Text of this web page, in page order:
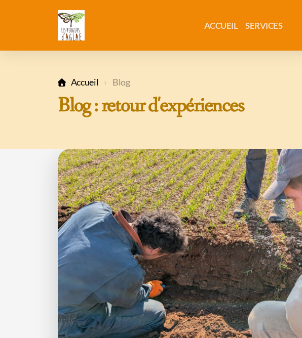
ACCUEIL SERVICES
Accueil Blog
Blog : retour d'expériences